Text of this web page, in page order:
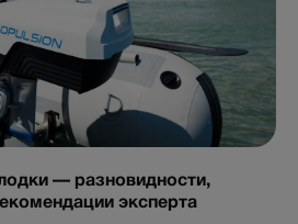
— разновидности,
эксперта